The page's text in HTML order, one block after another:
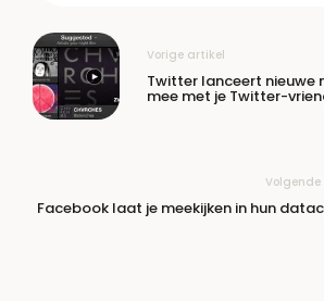
Vorige artikel
Twitter lanceert nieuwe
mee met je Twitter-
Facebook laat je meekijken in hun